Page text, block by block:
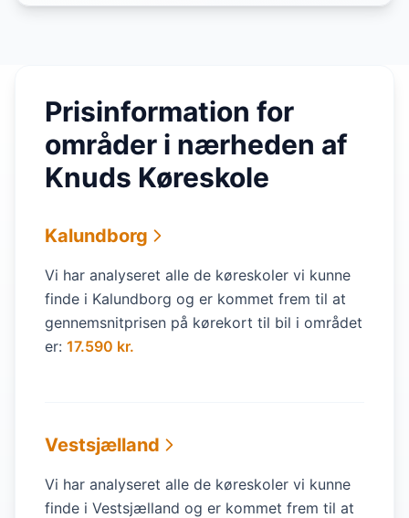
Prisinformation for
områder i nærheden af
Knuds Køreskole
Kalundborg
Vi har analyseret alle de køreskoler vi kunne
finde i Kalundborg og er kommet frem til at
gennemsnitprisen på kørekort til bil i området
er: 17.590 kr.
Vestsjælland
Vi har analyseret alle de køreskoler vi kunne
finde i Vestsjælland og er kommet frem til at